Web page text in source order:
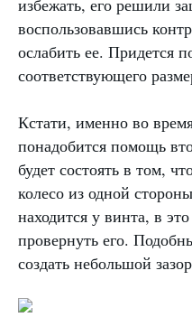
избежать, его решили
воспользовавшись
ослабить ее. Придется
соответствующего
Кстати, именно во
понадобится помощь
будет состоять в том,
колесо из одной
находится у винта, в
провернуть его.
создать небольшой